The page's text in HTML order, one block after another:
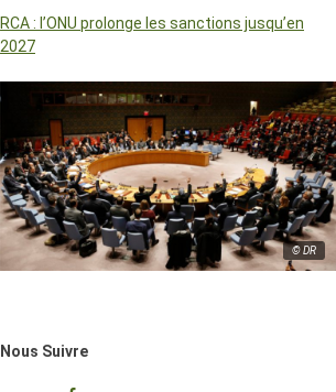
RCA : l’ONU prolonge les sanctions jusqu’en
2027
© DR
Nous Suivre